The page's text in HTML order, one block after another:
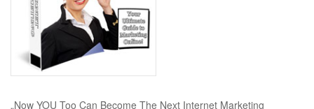
„Now YOU Too Can Become The Next Internet Marketing